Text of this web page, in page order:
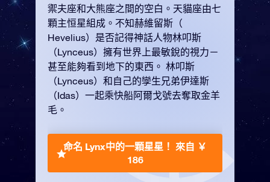
禦夫座和大熊座之間的空白。天貓座由七
顆主恒星組成。不知赫維留斯（
Hevelius）是否記得神話人物林叩斯
（Lynceus）擁有世界上最敏銳的視力－
甚至能夠看到地下的東西。 林叩斯
（Lynceus）和自己的孿生兄弟伊達斯
（Idas）一起乘快船阿爾戈號去奪取金羊
毛。
命名 Lynx中的一顆星星！ 來自 ￥
186